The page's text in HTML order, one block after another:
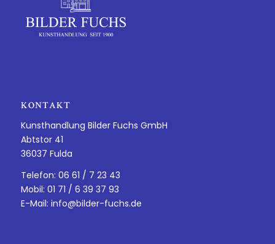
KONTAKT
Kunsthandlung Bilder Fuchs GmbH
Abtstor 41
36037 Fulda
Telefon: 06 61 / 7 23 43
Mobil: 01 71 / 6 39 37 93
E-Mail: info@bilder-fuchs.de